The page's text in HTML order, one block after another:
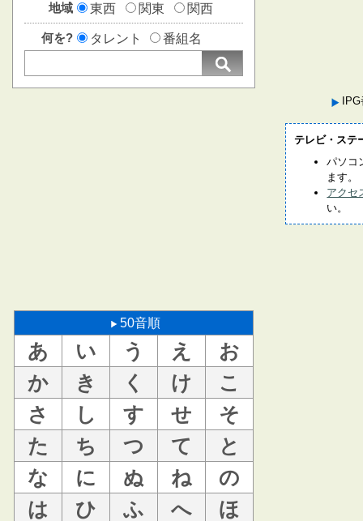
地域 東西 関東 関西
何を? タレント 番組名
50音順
あ い う え
お
か
き く け
こ
さ
し す せ
そ
た
ち つ て
と
な
に ぬ ね
の
は
ひ ふ へ
ほ
テレビ・ステ
パソコ
ます。
アクセ
い。